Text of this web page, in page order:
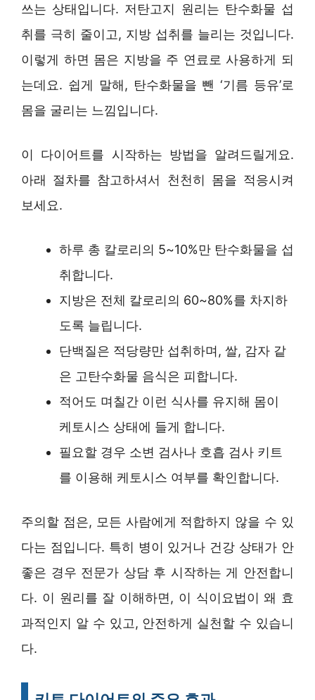
쓰는 상태입니다. 저탄고지 원리는 탄수화물 섭
취를 극히 줄이고, 지방 섭취를 늘리는 것입니다.
이렇게 하면 몸은 지방을 주 연료로 사용하게 되
는데요. 쉽게 말해, 탄수화물을 뺀 ‘기름 등유’로
몸을 굴리는 느낌입니다.
이 다이어트를 시작하는 방법을 알려드릴게요.
아래 절차를 참고하셔서 천천히 몸을 적응시켜
보세요.
하루 총 칼로리의 5~10%만 탄수화물을 섭
취합니다.
지방은 전체 칼로리의 60~80%를 차지하
도록 늘립니다.
단백질은 적당량만 섭취하며, 쌀, 감자 같
은 고탄수화물 음식은 피합니다.
적어도 며칠간 이런 식사를 유지해 몸이
케토시스 상태에 들게 합니다.
필요할 경우 소변 검사나 호흡 검사 키트
를 이용해 케토시스 여부를 확인합니다.
주의할 점은, 모든 사람에게 적합하지 않을 수 있
다는 점입니다. 특히 병이 있거나 건강 상태가 안
좋은 경우 전문가 상담 후 시작하는 게 안전합니
다. 이 원리를 잘 이해하면, 이 식이요법이 왜 효
과적인지 알 수 있고, 안전하게 실천할 수 있습니
다.